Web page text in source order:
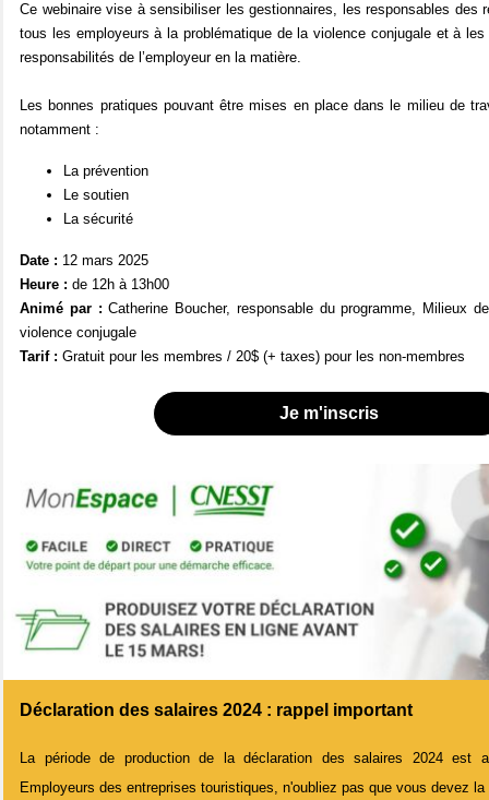
Ce webinaire vise à sensibiliser les gestionnaires, les responsables des
tous les employeurs à la problématique de la violence conjugale et à
responsabilités de l’employeur en la matière.
Les bonnes pratiques pouvant être mises en place dans le milieu de
notamment :
La prévention
Le soutien
La sécurité
Date : 12 mars 2025
Heure : de 12h à 13h00
Animé par :Catherine Boucher, responsable du programme, Milieux
violence conjugale
Tarif : Gratuit pour les membres / 20$ (+ taxes) pour les non-membres
Je m'inscris
Déclaration des salaires 2024 : rappel important
La période de production de la déclaration des salaires 2024 est
Employeurs des entreprises touristiques, n'oubliez pas que vous devez